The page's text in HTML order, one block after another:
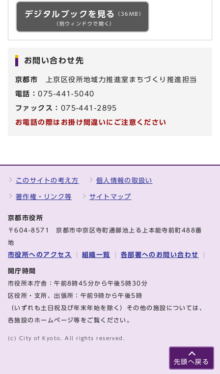
デジタルブックを見る
（36MB）
（別ウィンドウで開く）
お問い合わせ先
京都市 上京区役所地域力推進室まちづくり推進担当
電話：075-441-5040
ファックス： 075-441-2895
お電話の際はお掛け間違いにご注意ください
先頭へ戻る
このサイトの考え方 個人情報の取扱い
著作権・リンク等 サイトマップ
京都市役所
〒604-8571 京都市中京区寺町通御池上る上本能寺前町488番
地
市役所へのアクセス 組織一覧 各部署へのお問い合わせ
開庁時間
市役所本庁舎：午前8時45分から午後5時30分
区役所・支所、出張所：午前9時から午後5時
（いずれも土日祝及び年末年始を除く）その他の施設については、
各施設のホームページ等をご覧ください。
(c) City of Kyoto. All rights reserved.